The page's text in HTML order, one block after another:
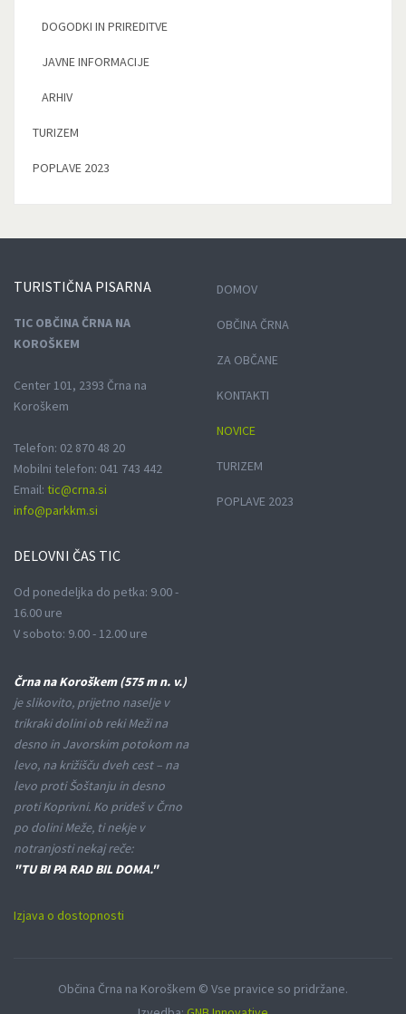
DOGODKI IN PRIREDITVE
JAVNE INFORMACIJE
ARHIV
TURIZEM
POPLAVE 2023
TURISTIČNA PISARNA
TIC OBČINA ČRNA NA
KOROŠKEM
Center 101, 2393 Črna na
Koroškem
Telefon: 02 870 48 20
Mobilni telefon: 041 743 442
Email: tic@crna.si
info@parkkm.si
DELOVNI ČAS TIC
Od ponedeljka do petka: 9.00 -
16.00 ure
V soboto: 9.00 - 12.00 ure
DOMOV
OBČINA ČRNA
ZA OBČANE
KONTAKTI
NOVICE
TURIZEM
POPLAVE 2023
Črna na Koroškem (575 m n. v.)
je slikovito, prijetno naselje v
trikraki dolini ob reki Meži na
desno in Javorskim potokom na
levo, na križišču dveh cest – na
levo proti Šoštanju in desno
proti Koprivni. Ko prideš v Črno
po dolini Meže, ti nekje v
notranjosti nekaj reče:
"TU BI PA RAD BIL DOMA."
Izjava o dostopnosti
Občina Črna na Koroškem © Vse pravice so pridržane.